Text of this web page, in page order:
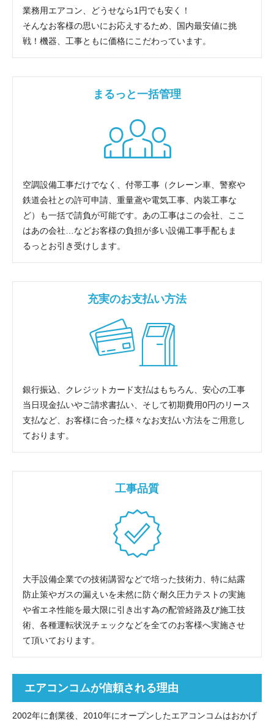
業務用エアコン、どうせなら1円でも安く！
そんなお客様の思いにお応えするため、国内最安値に挑
戦！機器、工事ともに価格にこだわっています。
まるっと一括管理
空調設備工事だけでなく、付帯工事（クレーン車、警察や
鉄道会社との許可申請、重量鳶や電気工事、内装工事な
ど）も一括で請負が可能です。あの工事はこの会社、ここ
はあの会社…などお客様の負担が多い設備工事手配もま
るっとお引き受けします。
充実のお支払い方法
銀行振込、クレジットカード支払はもちろん、安心の工事
当日現金払いやご請求書払い、そして初期費用0円のリース
支払など、お客様に合った様々なお支払い方法をご用意し
ております。
工事品質
大手設備企業での技術講習などで培った技術力、特に結露
防止策やガスの漏えいを未然に防ぐ耐久圧力テストの実施
や省エネ性能を最大限に引き出す為の配管経路及び施工技
術、各種運転状況チェックなどを全てのお客様へ実施させ
て頂いております。
エアコンコムが信頼される理由
2002年に創業後、2010年にオープンしたエアコンコムはおかげ